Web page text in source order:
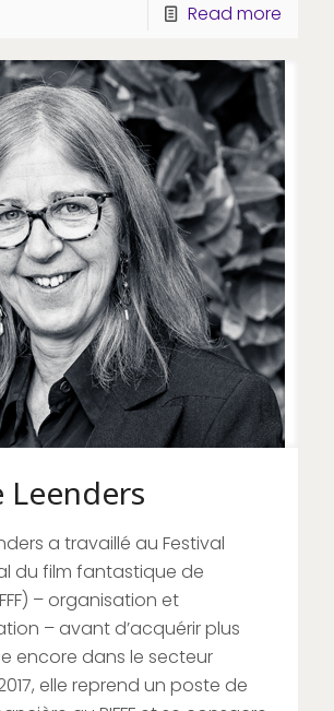
Read more
Leenders
a travaillé au Festival
du film fantastique de
– organisation et
– avant d’acquérir plus
encore dans le secteur
elle reprend un poste de